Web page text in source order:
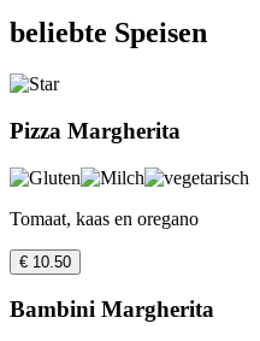
beliebte Speisen
Pizza Margherita
Tomaat, kaas en oregano
€ 10.50
Bambini Margherita